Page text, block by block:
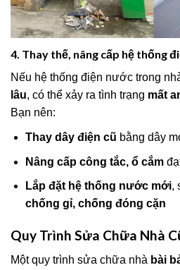
4. Thay thế, nâng cấp hệ thống
Nếu hệ thống điện nước trong
lâu, có thể xảy ra tình trạng mất
Bạn nên:
Thay dây điện cũ bằng dây
Nâng cấp công tắc, ổ cắm
Lắp đặt hệ thống nước mới,
chống gỉ, chống đóng cặn
Quy Trình Sửa Chữa Nhà
Một quy trình sửa chữa nhà bài